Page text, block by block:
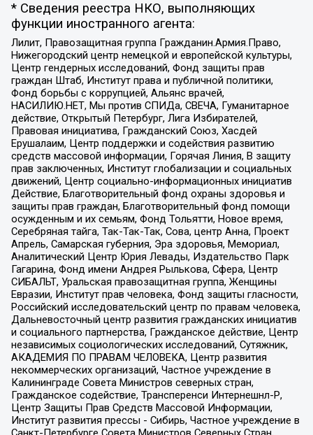
* Сведения реестра НКО, выполняющих
функции иностранного агента:
Лилит, Правозащитная группа Гражданин.Армия.Право,
Нижегородский центр немецкой и европейской культуры,
Центр гендерных исследований, Фонд защиты прав
граждан Штаб, Институт права и публичной политики,
Фонд борьбы с коррупцией, Альянс врачей,
НАСИЛИЮ.НЕТ, Мы против СПИДа, СВЕЧА, Гуманитарное
действие, Открытый Петербург, Лига Избирателей,
Правовая инициатива, Гражданский Союз, Хасдей
Ерушалаим, Центр поддержки и содействия развитию
средств массовой информации, Горячая Линия, В защиту
прав заключенных, Институт глобализации и социальных
движений, Центр социально-информационных инициатив
Действие, Благотворительный фонд охраны здоровья и
защиты прав граждан, Благотворительный фонд помощи
осужденным и их семьям, Фонд Тольятти, Новое время,
Серебряная тайга, Так-Так-Так, Сова, центр Анна, Проект
Апрель, Самарская губерния, Эра здоровья, Мемориал,
Аналитический Центр Юрия Левады, Издательство Парк
Гагарина, Фонд имени Андрея Рылькова, Сфера, Центр
СИБАЛЬТ, Уральская правозащитная группа, Женщины
Евразии, Институт прав человека, Фонд защиты гласности,
Российский исследовательский центр по правам человека,
Дальневосточный центр развития гражданских инициатив
и социального партнерства, Гражданское действие, Центр
независимых социологических исследований, Сутяжник,
АКАДЕМИЯ ПО ПРАВАМ ЧЕЛОВЕКА, Центр развития
некоммерческих организаций, Частное учреждение в
Калининграде Совета Министров северных стран,
Гражданское содействие, Трансперенси Интернешнл-Р,
Центр Защиты Прав Средств Массовой Информации,
Институт развития прессы - Сибирь, Частное учреждение в